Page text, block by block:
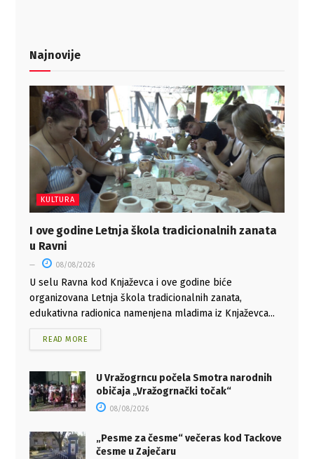
Najnovije
KULTURA
I ove godine Letnja škola tradicionalnih zanata
u Ravni
08/08/2026
U selu Ravna kod Knjaževca i ove godine biće
organizovana Letnja škola tradicionalnih zanata,
edukativna radionica namenjena mladima iz Knjaževca...
READ MORE
U Vražogrncu počela Smotra narodnih
običaja „Vražogrnački točak“
08/08/2026
„Pesme za česme“ večeras kod Tackove
česme u Zaječaru